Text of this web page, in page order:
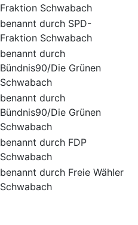
Fraktion Schwabach
benannt durch SPD-
Fraktion Schwabach
benannt durch
Bündnis90/Die Grünen
Schwabach
benannt durch
Bündnis90/Die Grünen
Schwabach
benannt durch FDP
Schwabach
benannt durch Freie Wähler
Schwabach